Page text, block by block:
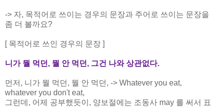
-> 자, 목적어로 쓰이는 경우의 문장과 주어로 쓰이는 문장을
좀 더 볼까요?
[ 목적어로 쓰인 경우의 문장 ]
니가 뭘 먹던, 뭘 안 먹던, 그건 나와 상관없다.
먼저, 니가 뭘 먹던, 뭘 안 먹던, -> Whatever you eat,
whatever you don't eat,
그런데, 어제 공부했듯이, 양보절에는 조동사 may 를 써서 표